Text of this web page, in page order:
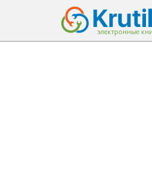
электронные